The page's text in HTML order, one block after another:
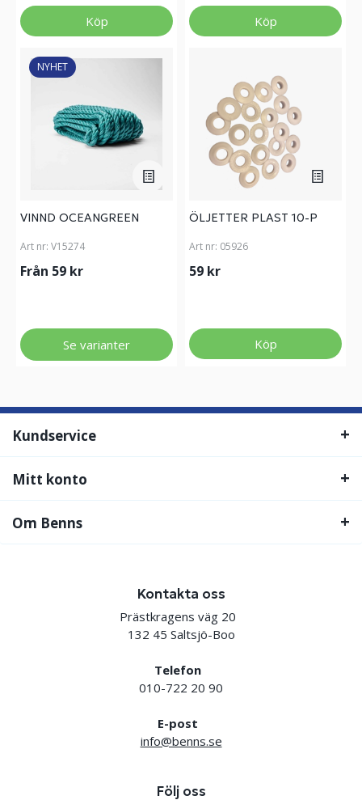
Köp Köp
NYHET
VINND OCEANGREEN
Art nr: V15274
Från 59 kr
Se varianter
ÖLJETTER PLAST 10-P
Art nr: 05926
59 kr
Köp
Kundservice
Mitt konto
Om Benns
Kontakta oss
Prästkragens väg 20
132 45 Saltsjö-Boo
Telefon
010-722 20 90
E-post
info@benns.se
Följ oss